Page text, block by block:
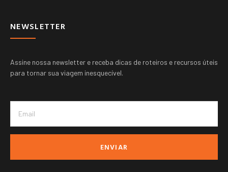
NEWSLETTER
Assine nossa newsletter e receba dicas de roteiros e recursos úteis
para tornar sua viagem inesquecível.
ENVIAR